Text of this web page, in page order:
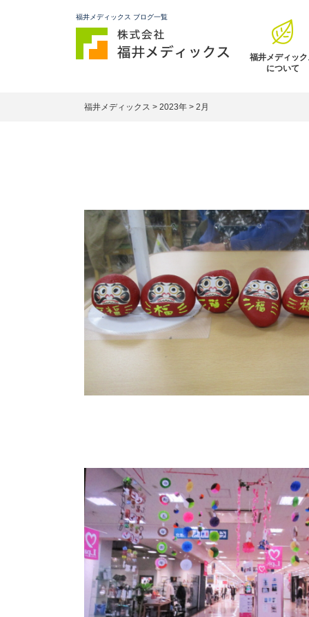
福井メディックス ブログ一覧
福井メディック
について
福井メディックス > 2023年 > 2月